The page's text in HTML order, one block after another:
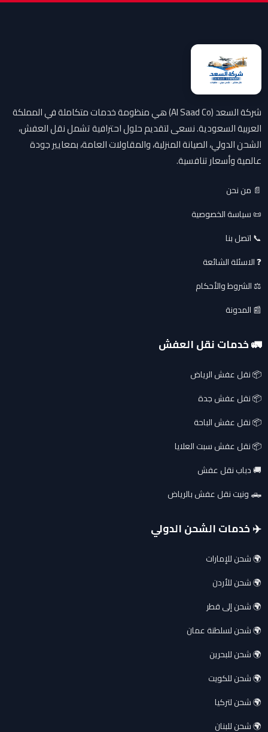
شركة السعد (Al Saad Co) هي منظومة خدمات متكاملة في المملكة
العربية السعودية. نسعى لتقديم حلول احترافية تشمل نقل العفش،
الشحن الدولي، الصيانة المنزلية، والمقاولات العامة، بمعايير جودة
عالمية وأسعار تنافسية.
📄 من نحن
📜 سياسة الخصوصية
📞 اتصل بنا
❓ الاسئلة الشائعة
⚖️ الشروط والأحكام
📰 المدونة
🚛 خدمات نقل العفش
📦 نقل عفش الرياض
📦 نقل عفش جدة
📦 نقل عفش الباحة
📦 نقل عفش سبت العلايا
🚚 دباب نقل عفش
🛻 ونيت نقل عفش بالرياض
✈️ خدمات الشحن الدولي
🌍 شحن للإمارات
🌍 شحن للأردن
🌍 شحن إلى قطر
🌍 شحن لسلطنة عمان
🌍 شحن للبحرين
🌍 شحن للكويت
🌍 شحن لتركيا
🌍 شحن للبنان